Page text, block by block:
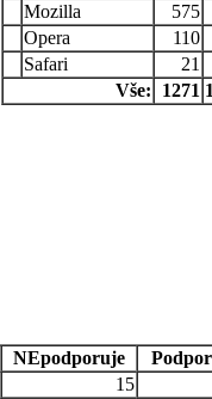
Mozilla
575
Opera
110
Safari
21
Vše:
1271
NEpodporuje
15